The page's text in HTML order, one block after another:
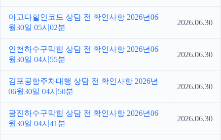
아고다할인코드 상담 전 확인사항 2026년06
월30일 05시02분
2026.06.30
인천하수구막힘 상담 전 확인사항 2026년06
월30일 04시55분
2026.06.30
김포공항주차대행 상담 전 확인사항 2026년
06월30일 04시50분
2026.06.30
광진하수구막힘 상담 전 확인사항 2026년06
월30일 04시41분
2026.06.30